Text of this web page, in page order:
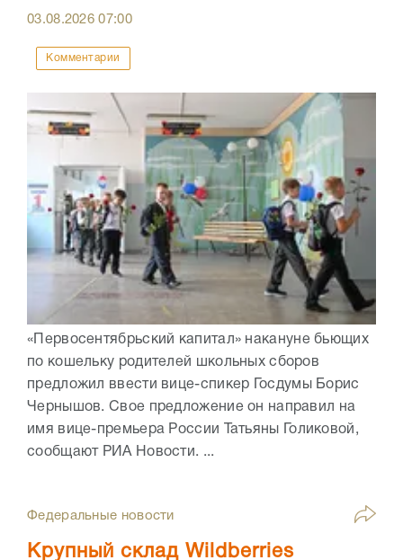
03.08.202607:00
Комментарии
«Первосентябрьский капитал» накануне бьющих
по кошельку родителей школьных сборов
предложил ввести вице-спикер Госдумы Борис
Чернышов. Свое предложение он направил на
имя вице-премьера России Татьяны Голиковой,
сообщают РИА Новости. ...
Федеральные новости
Крупный склад Wildberries